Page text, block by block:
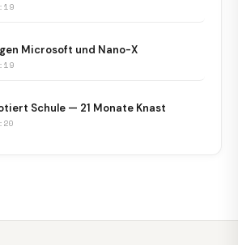
Microsoft und Nano-X
Schule — 21 Monate Knast